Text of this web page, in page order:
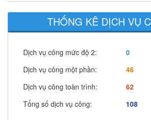
THỐNG KÊ DỊCH VỤ
Dịch vụ công mức độ 2:
0
Dịch vụ công một phần:
46
Dịch vụ công toàn trình:
62
Tổng số dịch vụ công:
108